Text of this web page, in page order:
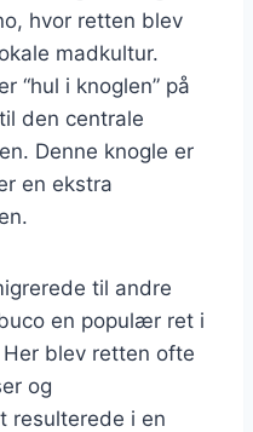
hvor retten blev
madkultur.
“hul i knoglen” på
den centrale
Denne knogle er
en ekstra
til andre
en populær ret i
blev retten ofte
og
resulterede i en